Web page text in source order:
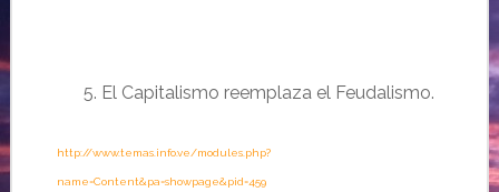
El Capitalismo reemplaza el Feudalismo.
http://www.temas.info.ve/modules.php?
name=Content&pa=showpage&pid=459